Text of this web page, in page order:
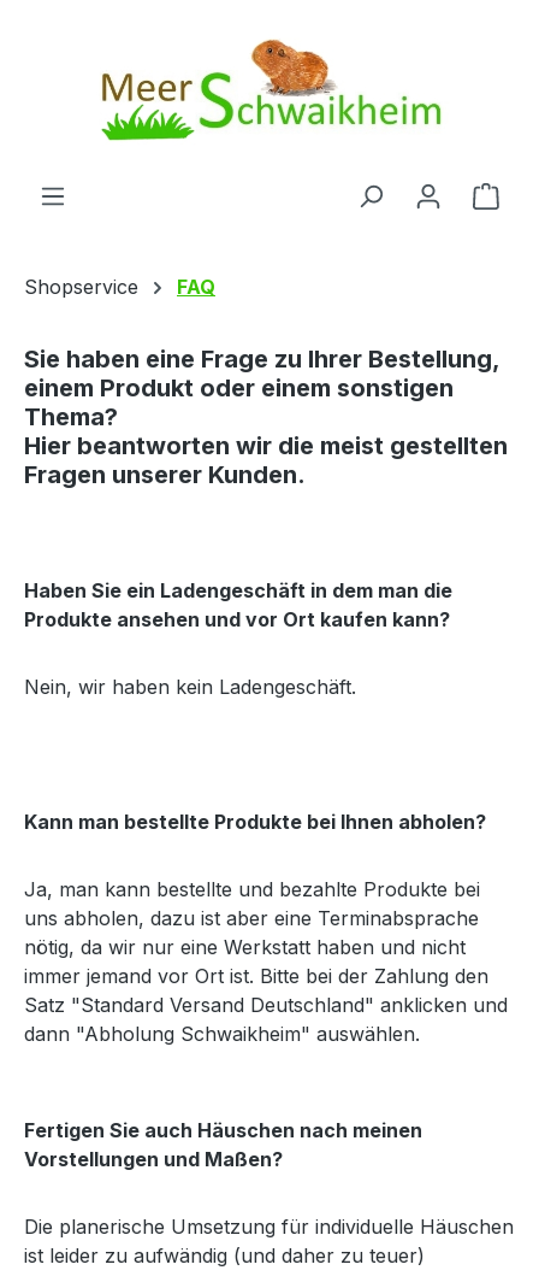
Shopservice FAQ
Sie haben eine Frage zu Ihrer Bestellung,
einem Produkt oder einem sonstigen
Thema?
Hier beantworten wir die meist gestellten
Fragen unserer Kunden.
Haben Sie ein Ladengeschäft in dem man die
Produkte ansehen und vor Ort kaufen kann?
Nein, wir haben kein Ladengeschäft.
Kann man bestellte Produkte bei Ihnen abholen?
Ja, man kann bestellte und bezahlte Produkte bei
uns abholen, dazu ist aber eine Terminabsprache
nötig, da wir nur eine Werkstatt haben und nicht
immer jemand vor Ort ist. Bitte bei der Zahlung den
Satz "Standard Versand Deutschland" anklicken und
dann "Abholung Schwaikheim" auswählen.
Fertigen Sie auch Häuschen nach meinen
Vorstellungen und Maßen?
Die planerische Umsetzung für individuelle Häuschen
ist leider zu aufwändig (und daher zu teuer)